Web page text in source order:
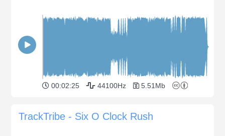
00:02:25 44100Hz 5.51Mb
TrackTribe - Six O Clock Rush